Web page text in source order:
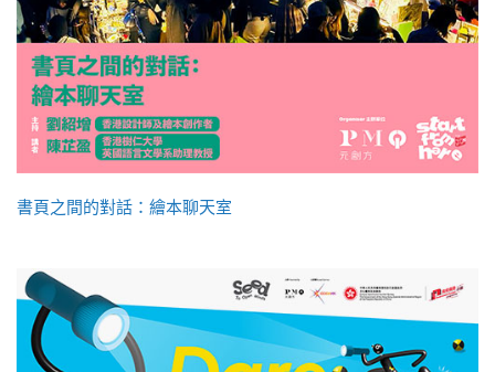
書頁之間的對話：繪本聊天室